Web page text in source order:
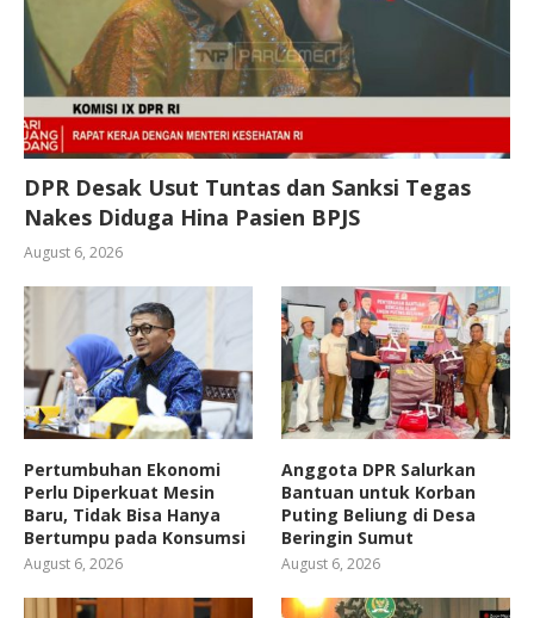
DPR Desak Usut Tuntas dan Sanksi Tegas
Nakes Diduga Hina Pasien BPJS
August 6, 2026
Pertumbuhan Ekonomi
Perlu Diperkuat Mesin
Baru, Tidak Bisa Hanya
Bertumpu pada Konsumsi
August 6, 2026
Anggota DPR Salurkan
Bantuan untuk Korban
Puting Beliung di Desa
Beringin Sumut
August 6, 2026